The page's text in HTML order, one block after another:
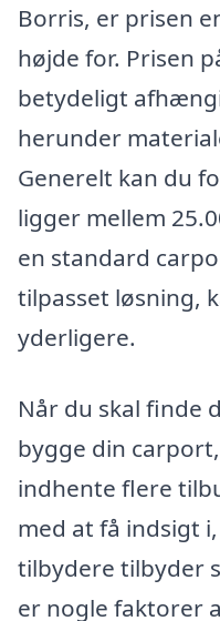
Borris, er prisen
højde for. Prisen
betydeligt
herunder
Generelt kan du
ligger mellem
en standard
tilpasset løsning,
yderligere.
Når du skal finde
bygge din
indhente flere
med at få indsigt
tilbydere tilbyder
er nogle faktorer